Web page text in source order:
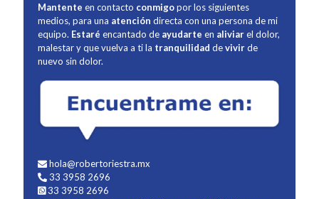
Mantente en contacto conmigopor los siguientes
medios, para una atención directa con una persona de mi
equipo. Estaré encantado de ayudarte en aliviarel dolor,
malestar y que vuelva a ti la tranquilidad devivirde
nuevo sin dolor.
hola@robertoriestra.mx
33 3958 2696
33 3958 2696